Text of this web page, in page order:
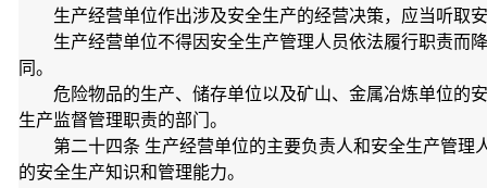
生产经营单位作出涉及安全生产的经营决策，应当听取
生产经营单位不得因安全生产管理人员依法履行职责而
同。
危险物品的生产、储存单位以及矿山、金属冶炼单位的
生产监督管理职责的部门。
第二十四条 生产经营单位的主要负责人和安全生产管
的安全生产知识和管理能力。